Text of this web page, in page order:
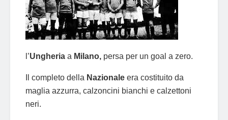
l’Ungheria a Milano, persa per un goal a zero.
Il completo della Nazionale era costituito da
maglia azzurra, calzoncini bianchi e calzettoni
neri.